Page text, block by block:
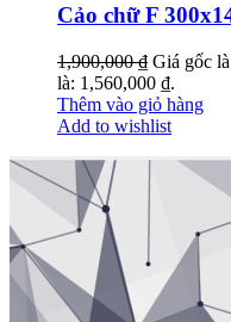
Cảo chữ F
1,900,000₫ Giá gốc
là: 1,560,000 ₫.
Thêm vào giỏ hàng
Add to wishlist